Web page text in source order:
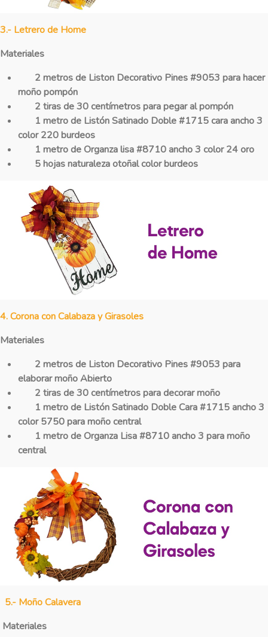
3.- Letrero de Home
Materiales
2 metros de Liston Decorativo Pines #9053 para hacer
moño pompón
2 tiras de 30 centímetros para pegar al pompón
1 metro de Listón Satinado Doble #1715 cara ancho 3
color 220 burdeos
1 metro de Organza lisa #8710 ancho 3 color 24 oro
5 hojas naturaleza otoñal color burdeos
4. Corona con Calabaza y Girasoles
Materiales
2 metros de Liston Decorativo Pines #9053 para
elaborar moño Abierto
2 tiras de 30 centímetros para decorar moño
1 metro de Listón Satinado Doble Cara #1715 ancho 3
color 5750 para moño central
1 metro de Organza Lisa #8710 ancho 3 para moño
central
5.- Moño Calavera
Materiales